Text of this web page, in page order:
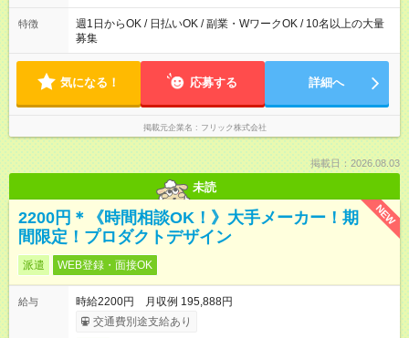
募集は行っておりません。予めご了承くださいませ。
特徴
週1日からOK / 日払いOK / 副業・WワークOK / 10名以上の大量
募集
気になる！ 応募する 詳細へ
掲載元企業名 フリック株式会社
掲載日：2026.08.03
未読
NEW
2200円＊《時間相談OK！》大手メーカー！期
間限定！プロダクトデザイン
派遣 WEB登録・面接OK
給与
時給2200円 月収例 195,888円
交通費別途支給あり